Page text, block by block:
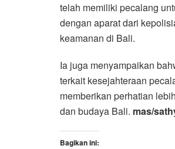
telah memiliki pecalang
dengan aparat dari
keamanan di Bali.
Ia juga menyampaikan
terkait kesejahteraan
memberikan perhatian
dan budaya Bali. mas/
Bagikan ini: